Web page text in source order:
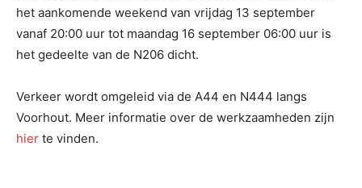
het aankomende weekend van vrijdag 13 september
vanaf 20:00 uur tot maandag 16 september 06:00 uur is
het gedeelte van de N206 dicht.
Verkeer wordt omgeleid via de A44 en N444 langs
Voorhout. Meer informatie over de werkzaamheden zijn
hier te vinden.